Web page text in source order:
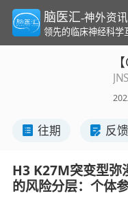
脑医汇-神外资
领先的临床神经科学
往期 反馈
H3 K27M突变型弥
的风险分层：个体